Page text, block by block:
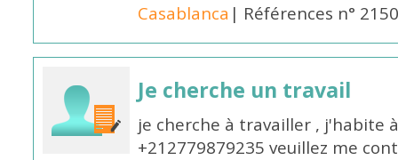
Casablanca | Références n°
Je cherche un travail
je cherche à travailler , j'habite
+212779879235 veuillez me